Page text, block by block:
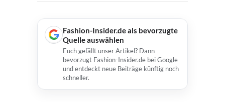
Fashion-Insider.de als bevorzugte
Quelle auswählen
Euch gefällt unser Artikel? Dann
bevorzugt Fashion-Insider.de bei Google
und entdeckt neue Beiträge künftig noch
schneller.